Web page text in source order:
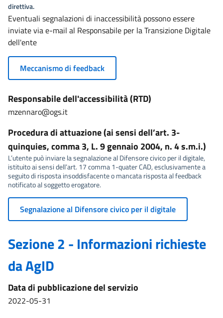
direttiva.
Eventuali segnalazioni di inaccessibilità possono essere
inviate via e-mail al Responsabile per la Transizione Digitale
dell'ente
Meccanismo di feedback
Responsabile dell'accessibilità (RTD)
mzennaro@ogs.it
Procedura di attuazione (ai sensi dell’art. 3-
quinquies, comma 3, L. 9 gennaio 2004, n. 4 s.m.i.)
L’utente può inviare la segnalazione al Difensore civico per il digitale,
istituito ai sensi dell’art. 17 comma 1-quater CAD, esclusivamente a
seguito di risposta insoddisfacente o mancata risposta al feedback
notificato al soggetto erogatore.
Segnalazione al Difensore civico per il digitale
Sezione 2 - Informazioni richieste
da AgID
Data di pubblicazione del servizio
2022-05-31